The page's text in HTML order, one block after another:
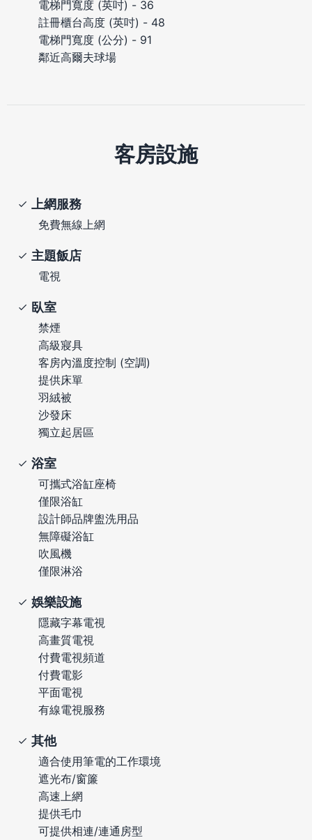
電梯門寬度 (英吋) - 36
註冊櫃台高度 (英吋) - 48
電梯門寬度 (公分) - 91
鄰近高爾夫球場
客房設施
上網服務
免費無線上網
主題飯店
電視
臥室
禁煙
高級寢具
客房內溫度控制 (空調)
提供床單
羽絨被
沙發床
獨立起居區
浴室
可攜式浴缸座椅
僅限浴缸
設計師品牌盥洗用品
無障礙浴缸
吹風機
僅限淋浴
娛樂設施
隱藏字幕電視
高畫質電視
付費電視頻道
付費電影
平面電視
有線電視服務
其他
適合使用筆電的工作環境
遮光布/窗簾
高速上網
提供毛巾
可提供相連/連通房型